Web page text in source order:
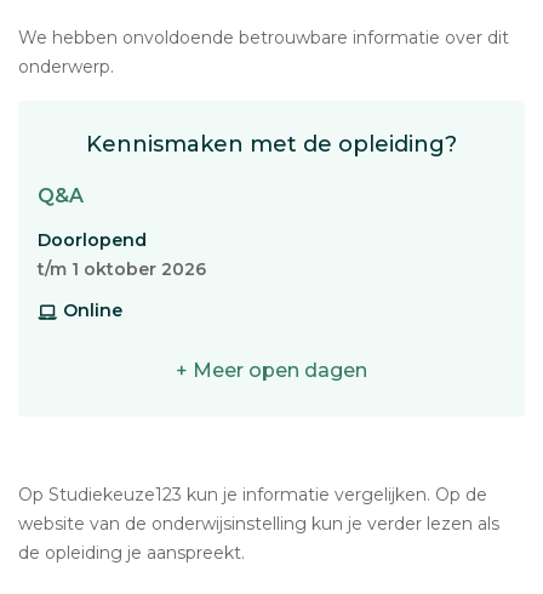
We hebben onvoldoende betrouwbare informatie over dit
onderwerp.
Kennismaken met de opleiding?
Q&A
Doorlopend
t/m 1 oktober 2026
Online
+ Meer open dagen
Op Studiekeuze123 kun je informatie vergelijken. Op de
website van de onderwijsinstelling kun je verder lezen als
de opleiding je aanspreekt.